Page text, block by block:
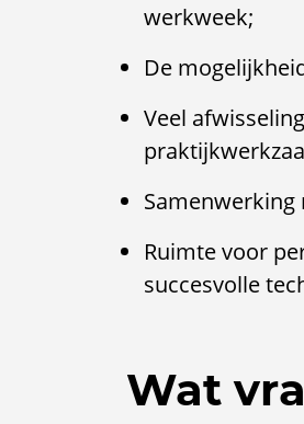
werkweek;
De
Veel
Samenwerking
Ruimte voor
succesvolle
Wat